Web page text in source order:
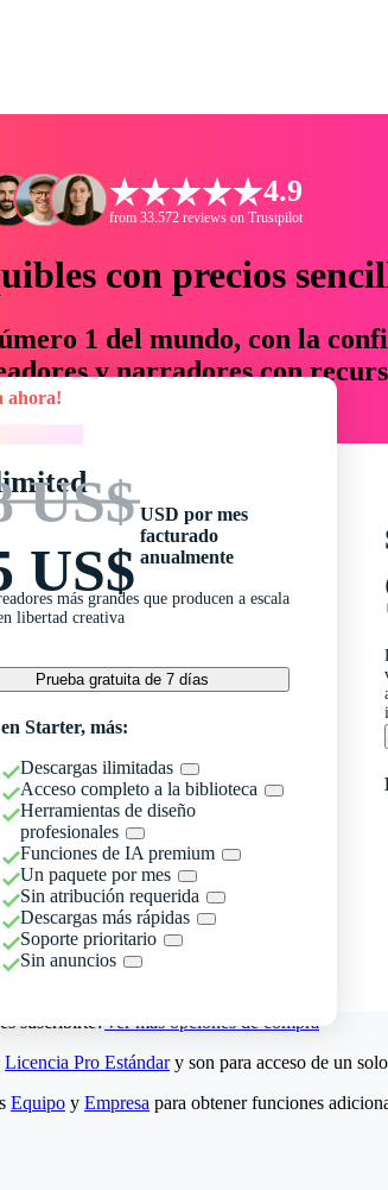
4.9
from 33.572 reviews on Trustpilot
con precios
1 del mundo, con la
y narradores con
en tiempo y presupuesto.
US$
US$
USD por mes
facturado
anualmente
más grandes que producen a escala
libertad creativa
Prueba gratuita de 7 días
Starter, más:
Descargas ilimitadas
Acceso completo a la biblioteca
Herramientas de diseño
profesionales
Funciones de IA premium
Un paquete por mes
Sin atribución requerida
Descargas más rápidas
Soporte prioritario
Sin anuncios
suscribirte?Ver más opciones de compra
Licencia Pro Estándary son para acceso de un
Equipo y Empresa para obtener funciones